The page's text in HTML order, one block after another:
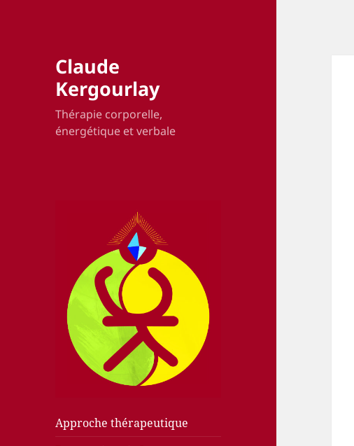
Claude
Kergourlay
Thérapie corporelle,
énergétique et verbale
Approche thérapeutique